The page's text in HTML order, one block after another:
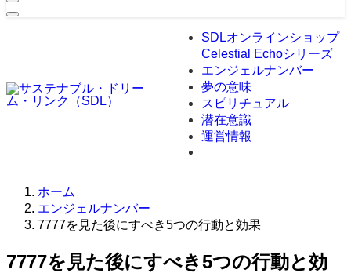
SDLオンラインショップ
Celestial Echoシリーズ
エンジェルナンバー
夢の意味
スピリチュアル
潜在意識
運営情報
ホーム
エンジェルナンバー
7777を見た後にすべき5つの行動と効果
7777を見た後にすべき5つの行動と効